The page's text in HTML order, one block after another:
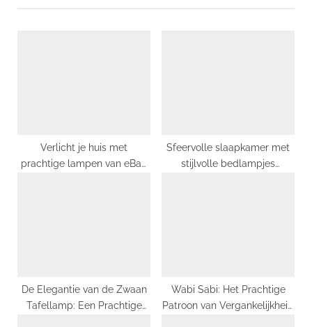
u
P
Verlicht je huis met
prachtige lampen van eBay
Sfeervolle slaapkamer met
stijlvolle bedlampjes
De Elegantie van de Zwaan
Tafellamp: Een Prachtige
Wabi Sabi: Het Prachtige
Patroon van Vergankelijkheid